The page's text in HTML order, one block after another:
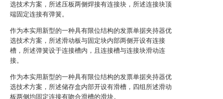
选技术方案，所述压板两侧焊接有连接块，所述连接块顶
端固定连接有弹簧。
作为本实用新型的一种具有限位结构的发票单据夹持器优
选技术方案，所述滑动板与固定块内部两侧开设有连接
槽，所述弹簧设于连接槽内，且连接槽与连接块滑动连
接。
作为本实用新型的一种具有限位结构的发票单据夹持器优
选技术方案，所述储存盒内部开设有滑槽，四组所述滑动
板两侧均固定连接有吻合滑槽的滑块。